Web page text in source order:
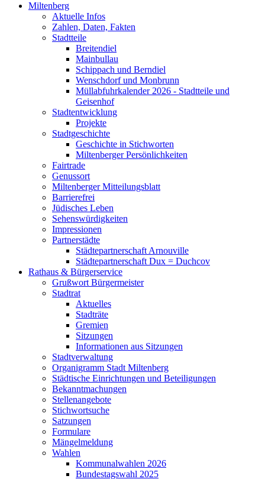
Miltenberg
Aktuelle Infos
Zahlen, Daten, Fakten
Stadtteile
Breitendiel
Mainbullau
Schippach und Berndiel
Wenschdorf und Monbrunn
Müllabfuhrkalender 2026 - Stadtteile und
Geisenhof
Stadtentwicklung
Projekte
Stadtgeschichte
Geschichte in Stichworten
Miltenberger Persönlichkeiten
Fairtrade
Genussort
Miltenberger Mitteilungsblatt
Barrierefrei
Jüdisches Leben
Sehenswürdigkeiten
Impressionen
Partnerstädte
Städtepartnerschaft Arnouville
Städtepartnerschaft Dux = Duchcov
Rathaus & Bürgerservice
Grußwort Bürgermeister
Stadtrat
Aktuelles
Stadträte
Gremien
Sitzungen
Informationen aus Sitzungen
Stadtverwaltung
Organigramm Stadt Miltenberg
Städtische Einrichtungen und Beteiligungen
Bekanntmachungen
Stellenangebote
Stichwortsuche
Satzungen
Formulare
Mängelmeldung
Wahlen
Kommunalwahlen 2026
Bundestagswahl 2025